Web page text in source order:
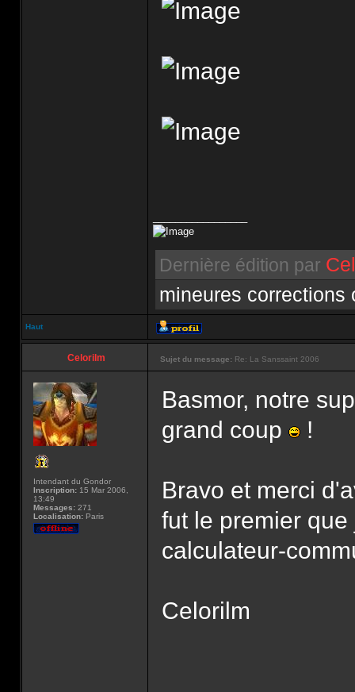
Dernière édition par
mineures corrections
Haut
Celorilm Sujet du message: Re: La Sanssaint 2006
Intendant du Gondor
Inscription: 15 Mar 2006,
13:49
Messages: 271
Localisation: Paris
Basmor, notre
grand coup
!
Bravo et merci
fut le premier
calculateur-
Celorilm